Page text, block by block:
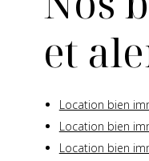
et
Location bien
Location bien
Location bien